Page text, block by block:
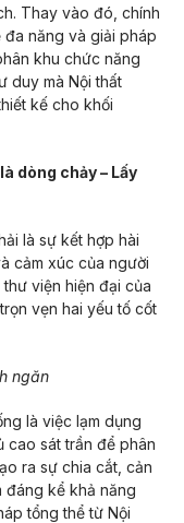
Thay vào đó, chính
năng và giải pháp
khu chức năng
duy mà Nội thất
kế cho khối
dòng chảy – Lấy
là sự kết hợp hài
cảm xúc của người
viện hiện đại của
vẹn hai yếu tố cốt
ngăn
là việc lạm dụng
cao sát trần để phân
ra sự chia cắt, cản
đáng kể khả năng
tổng thể từ Nội